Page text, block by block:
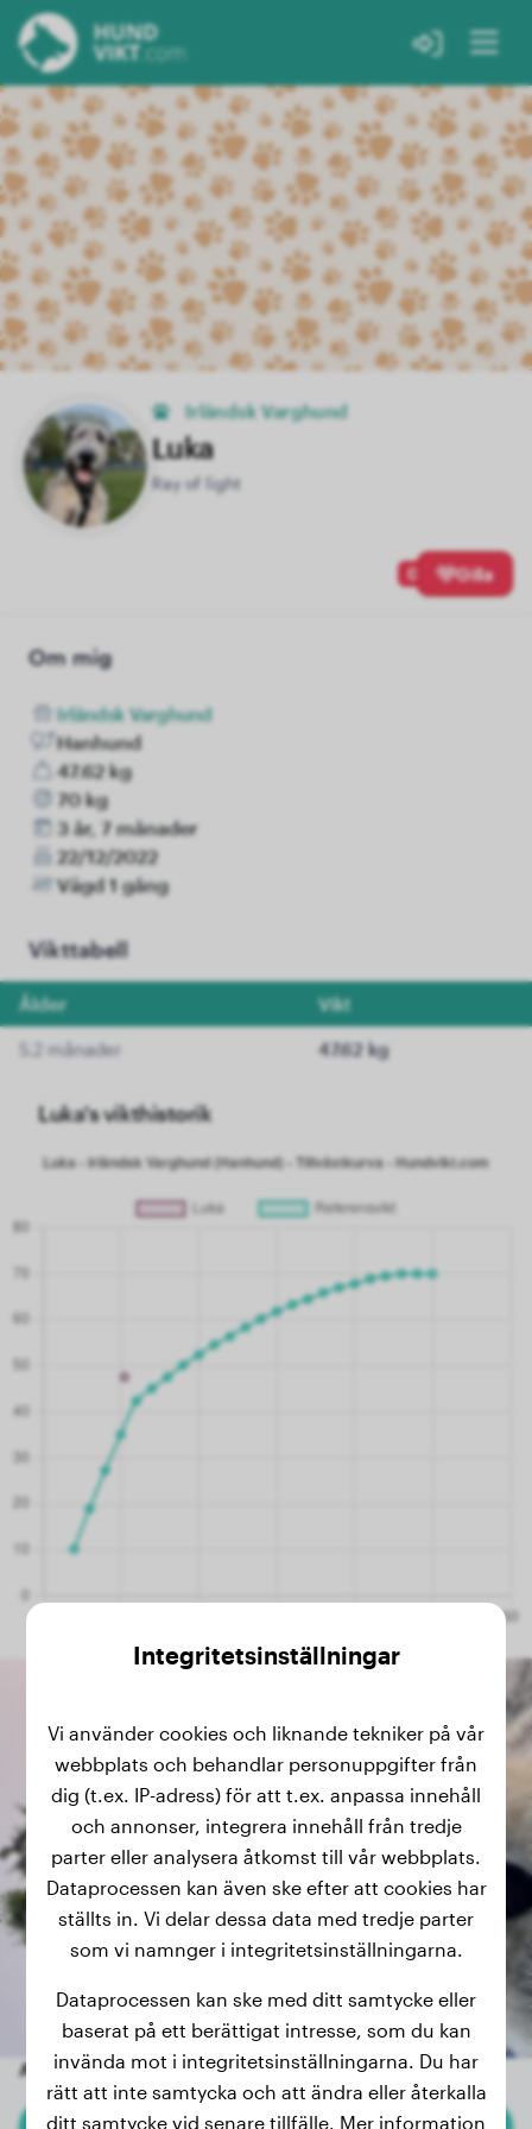
Irländsk Varghund
Luka
Ray of light
0 Gilla
Om mig
Irländsk Varghund
Hanhund
47.62 kg
70 kg
3 år, 7 månader
22/12/2022
Vägd 1 gång
Vikttabell
Ålder Vikt
5.2 månader 47.62 kg
Luka's vikthistorik
Andra slumpmässiga hundar
Integritetsinställningar
Vi använder cookies och liknande tekniker på vår
webbplats och behandlar personuppgifter från
dig (t.ex. IP-adress) för att t.ex. anpassa innehåll
och annonser, integrera innehåll från tredje
parter eller analysera åtkomst till vår webbplats.
Dataprocessen kan även ske efter att cookies har
ställts in. Vi delar dessa data med tredje parter
som vi namnger i integritetsinställningarna.
Dataprocessen kan ske med ditt samtycke eller
baserat på ett berättigat intresse, som du kan
invända mot i integritetsinställningarna. Du har
rätt att inte samtycka och att ändra eller återkalla
ditt samtycke vid senare tillfälle. Mer information